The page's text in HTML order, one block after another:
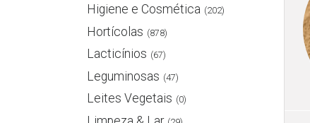
Higiene e Cosmética (202)
Hortícolas (878)
Lacticínios (67)
Leguminosas (47)
Leites Vegetais (0)